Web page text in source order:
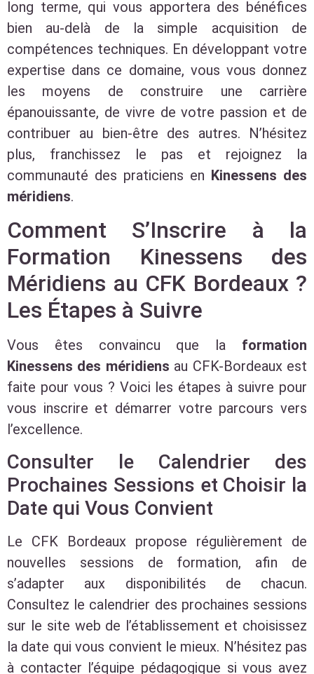
long terme, qui vous apportera des bénéfices
bien au-delà de la simple acquisition de
compétences techniques. En développant votre
expertise dans ce domaine, vous vous donnez
les moyens de construire une carrière
épanouissante, de vivre de votre passion et de
contribuer au bien-être des autres. N’hésitez
plus, franchissez le pas et rejoignez la
communauté des praticiens en Kinessens des
méridiens.
Comment S’Inscrire à la
Formation Kinessens des
Méridiens au CFK Bordeaux ?
Les Étapes à Suivre
Vous êtes convaincu que la formation
Kinessens des méridiens au CFK-Bordeaux est
faite pour vous ? Voici les étapes à suivre pour
vous inscrire et démarrer votre parcours vers
l’excellence.
Consulter le Calendrier des
Prochaines Sessions et Choisir la
Date qui Vous Convient
Le CFK Bordeaux propose régulièrement de
nouvelles sessions de formation, afin de
s’adapter aux disponibilités de chacun.
Consultez le calendrier des prochaines sessions
sur le site web de l’établissement et choisissez
la date qui vous convient le mieux. N’hésitez pas
à contacter l’équipe pédagogique si vous avez